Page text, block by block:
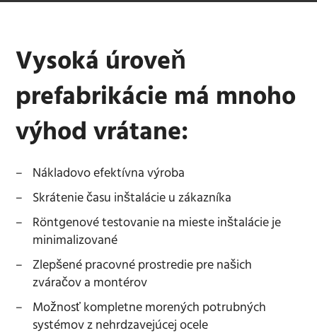
Vysoká úroveň
prefabrikácie má mnoho
výhod vrátane:
Nákladovo efektívna výroba
Skrátenie času inštalácie u zákazníka
Röntgenové testovanie na mieste inštalácie je
minimalizované
Zlepšené pracovné prostredie pre našich
zváračov a montérov
Možnosť kompletne morených potrubných
systémov z nehrdzavejúcej ocele